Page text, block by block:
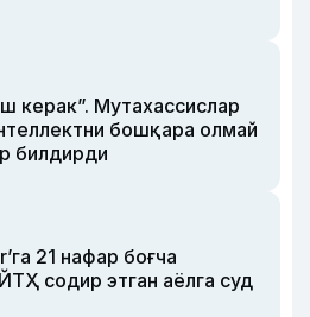
керак”. Мутахассислар
бошқара олмай
билдирди
21 нафар боғча
содир этган аёлга суд